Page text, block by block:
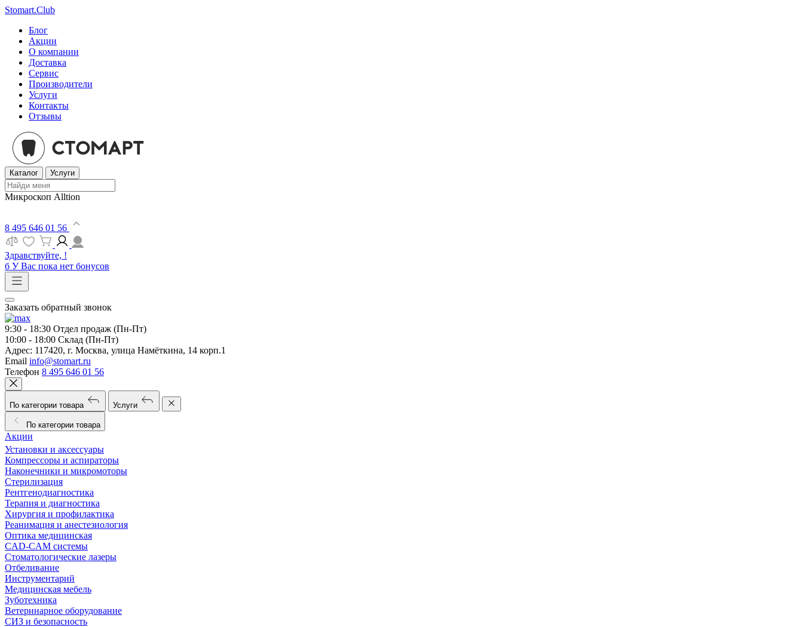
Stomart.Club
Блог
Акции
О компании
Доставка
Сервис
Производители
Услуги
Контакты
Отзывы
Каталог Услуги
Микроскоп Alltion
8 495 646 01 56
Здравствуйте, !
б У Вас пока нет бонусов
Заказать обратный звонок
9:30 - 18:30 Отдел продаж (Пн-Пт)
10:00 - 18:00 Склад (Пн-Пт)
Адрес: 117420, г. Москва, улица Намёткина, 14 корп.1
Email info@stomart.ru
Телефон 8 495 646 01 56
По категории товара Услуги
По категории товара
Акции
Установки и аксессуары
Компрессоры и аспираторы
Наконечники и микромоторы
Стерилизация
Рентгенодиагностика
Терапия и диагностика
Хирургия и профилактика
Реанимация и анестезиология
Оптика медицинская
CAD-CAM системы
Стоматологические лазеры
Отбеливание
Инструментарий
Медицинская мебель
Зуботехника
Ветеринарное оборудование
СИЗ и безопасность